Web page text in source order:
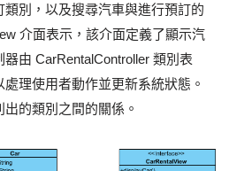
別，以及搜尋汽車與進行預訂的
介面表示，該介面定義了顯示汽
由 CarRentalController 類別表
理使用者動作並更新系統狀態。
的類別之間的關係。